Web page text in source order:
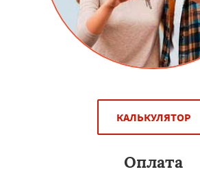
КАЛЬКУЛЯТОР
Оплата